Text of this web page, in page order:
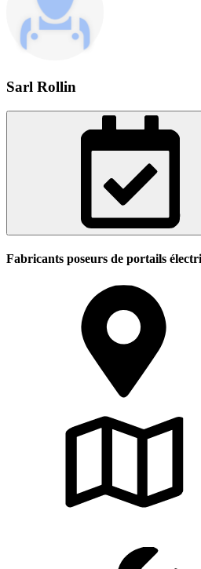
Sarl Rollin
Fabricants poseurs de portails